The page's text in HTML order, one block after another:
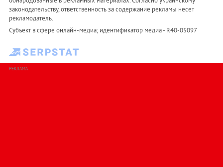
законодательству, ответственность за содержание рекламы несет
рекламодатель.
Субъект в сфере онлайн-медиа; идентификатор медиа - R40-05097
РЕКЛАМА